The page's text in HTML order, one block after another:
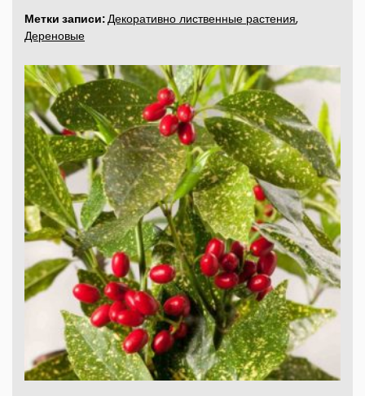
Метки записи:Декоративно лиственные растения,
Дереновые